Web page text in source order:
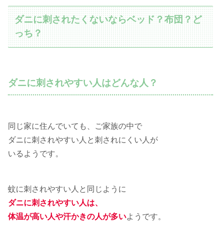
ダニに刺されたくないならベッド？布団？ど
っち？
ダニに刺されやすい人はどんな人？
同じ家に住んでいても、ご家族の中で
ダニに刺されやすい人と刺されにくい人が
いるようです。
蚊に刺されやすい人と同じように
ダニに刺されやすい人は、
体温が高い人や汗かきの人が多いようです。